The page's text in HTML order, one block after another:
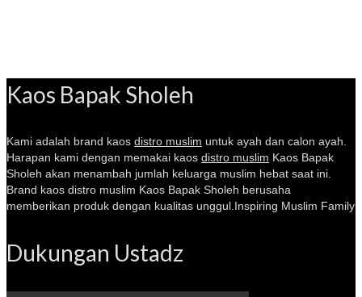
Kaos Bapak Sholeh
Kami adalah brand kaos distro muslim untuk ayah dan calon ayah.
Harapan kami dengan memakai kaos distro muslim Kaos Bapak
Sholeh akan menambah jumlah keluarga muslim hebat saat ini.
Brand kaos distro muslim Kaos Bapak Sholeh berusaha
memberikan produk dengan kualitas unggul.Inspiring Muslim Family
Dukungan Ustadz